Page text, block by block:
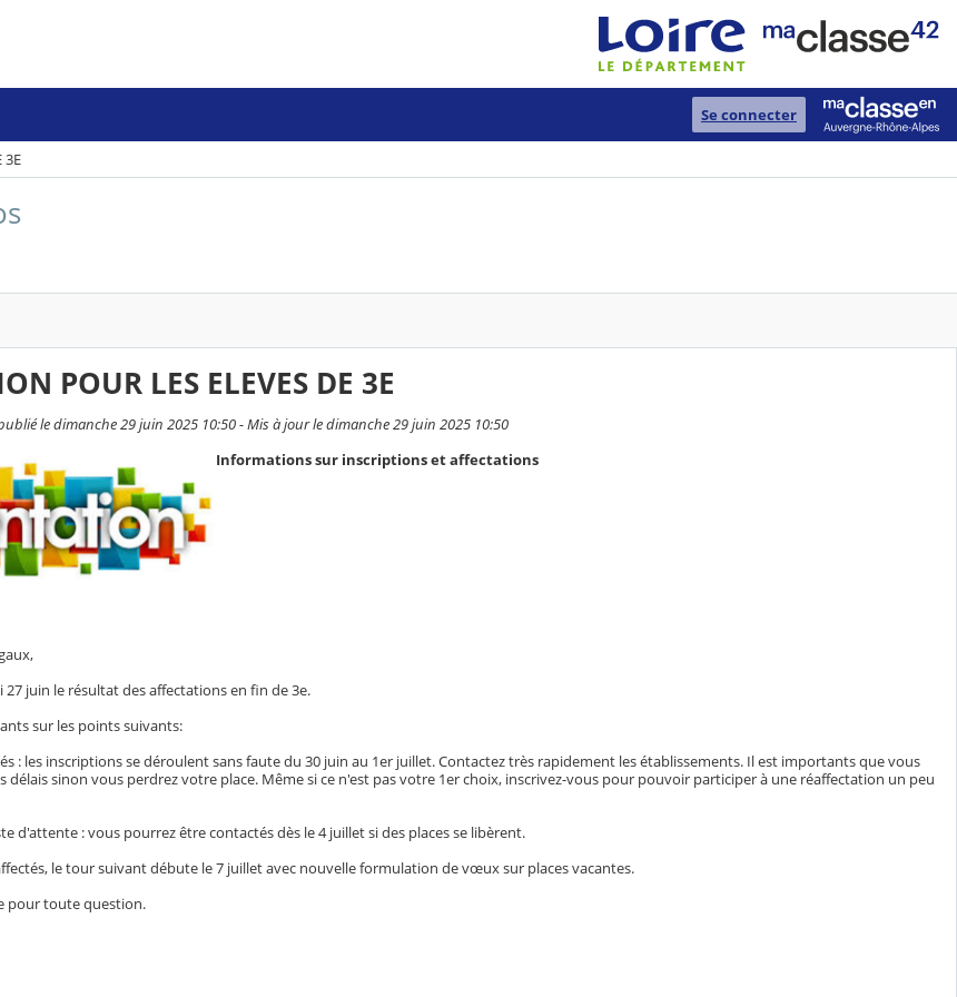
Se connecter
3E
POUR LES ELEVES DE 3E
le dimanche 29 juin 2025 10:50 - Mis à jour le dimanche 29 juin 2025 10:50
Informations sur inscriptions et affectations
27 juin le résultat des affectations en fin de 3e.
sur les points suivants:
: les inscriptions se déroulent sans faute du 30 juin au 1er juillet. Contactez très rapidement les établissements. Il est importants que vous
délais sinon vous perdrez votre place. Même si ce n'est pas votre 1er choix, inscrivez-vous pour pouvoir participer à une réaffectation un peu
d'attente : vous pourrez être contactés dès le 4 juillet si des places se libèrent.
le tour suivant débute le 7 juillet avec nouvelle formulation de vœux sur places vacantes.
pour toute question.